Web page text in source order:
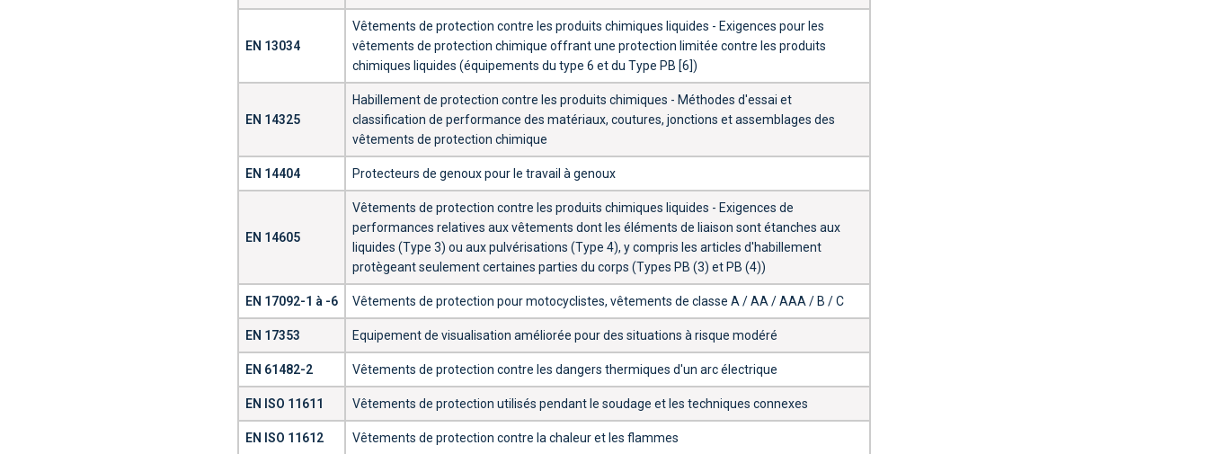
EN 13034
Vêtements de protection contre les produits chimiques liquides - Exigences pour les
vêtements de protection chimique offrant une protection limitée contre les produits
chimiques liquides (équipements du type 6 et du Type PB [6])
EN 14325
Habillement de protection contre les produits chimiques - Méthodes d'essai et
classification de performance des matériaux, coutures, jonctions et assemblages des
vêtements de protection chimique
EN 14404 Protecteurs de genoux pour le travail à genoux
EN 14605
Vêtements de protection contre les produits chimiques liquides - Exigences de
performances relatives aux vêtements dont les éléments de liaison sont étanches aux
liquides (Type 3) ou aux pulvérisations (Type 4), y compris les articles d'habillement
protègeant seulement certaines parties du corps (Types PB (3) et PB (4))
EN 17092-1 à -6 Vêtements de protection pour motocyclistes, vêtements de classe A / AA / AAA / B / C
EN 17353 Equipement de visualisation améliorée pour des situations à risque modéré
EN 61482-2 Vêtements de protection contre les dangers thermiques d'un arc électrique
EN ISO 11611 Vêtements de protection utilisés pendant le soudage et les techniques connexes
EN ISO 11612 Vêtements de protection contre la chaleur et les flammes